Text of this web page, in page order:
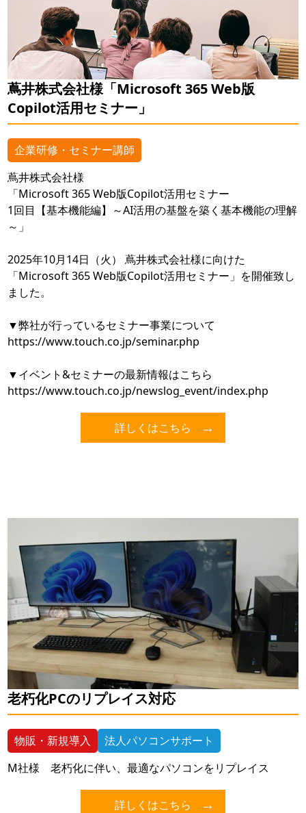
蔦井株式会社様「Microsoft 365 Web版
Copilot活用セミナー」
企業研修・セミナー講師
蔦井株式会社様
「Microsoft 365 Web版Copilot活用セミナー
1回目【基本機能編】～AI活用の基盤を築く基本機能の理解
～」
2025年10月14日（火） 蔦井株式会社様に向けた
「Microsoft 365 Web版Copilot活用セミナー」を開催致し
ました。
▼弊社が行っているセミナー事業について
https://www.touch.co.jp/seminar.php
▼イベント&セミナーの最新情報はこちら
https://www.touch.co.jp/newslog_event/index.php
詳しくはこちら
老朽化PCのリプレイス対応
物販・新規導入
法人パソコンサポート
M社様 老朽化に伴い、最適なパソコンをリプレイス
詳しくはこちら